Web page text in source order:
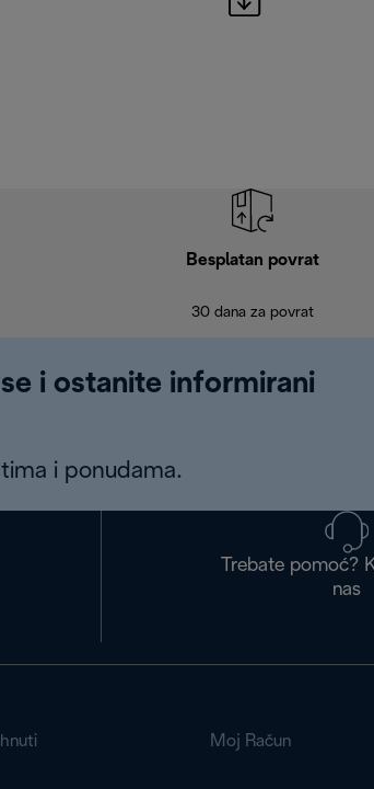
Besplatan povrat
30 dana za povrat
i ostanite informirani
i ponudama.
Trebate pomoć?
nas
Moj Račun